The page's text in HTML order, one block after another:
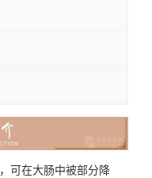
，可在大肠中被部分降